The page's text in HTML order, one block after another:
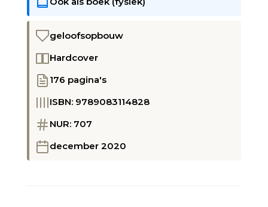
geloofsopbouw
Hardcover
176 pagina's
ISBN: 9789083114828
NUR: 707
december 2020